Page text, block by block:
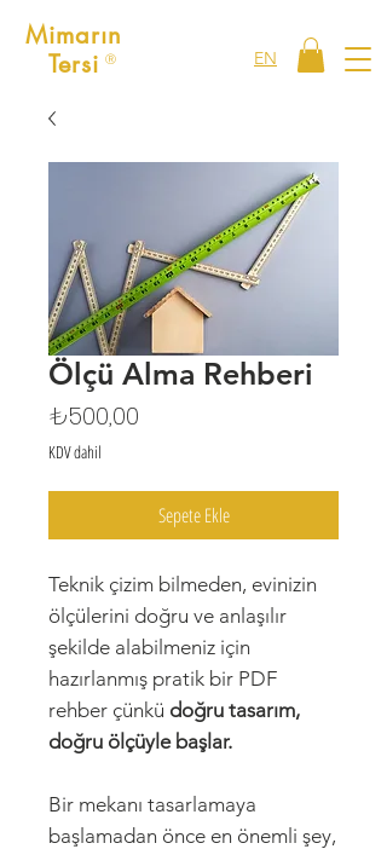
Ⓡ
Mimarın
Tersi
EN
Ölçü Alma Rehberi
₺500,00
KDV dahil
Sepete Ekle
Teknik çizim bilmeden, evinizin
ölçülerini doğru ve anlaşılır
şekilde alabilmeniz için
hazırlanmış pratik bir PDF
rehber çünkü doğru tasarım,
doğru ölçüyle başlar.
Bir mekanı tasarlamaya
başlamadan önce en önemli şey,